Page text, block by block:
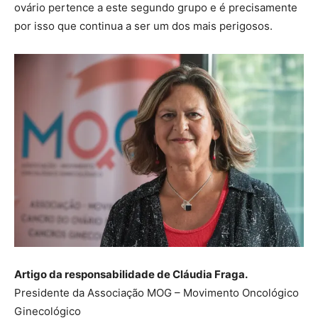
ovário pertence a este segundo grupo e é precisamente
por isso que continua a ser um dos mais perigosos.
Artigo da responsabilidade de Cláudia Fraga.
Presidente da Associação MOG – Movimento Oncológico
Ginecológico